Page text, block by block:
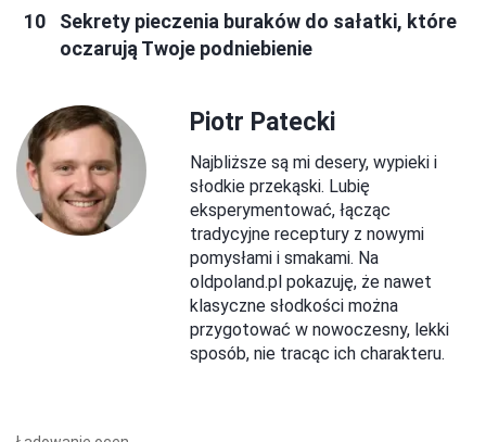
Sekrety pieczenia buraków do sałatki, które
oczarują Twoje podniebienie
Piotr Patecki
Najbliższe są mi desery, wypieki i
słodkie przekąski. Lubię
eksperymentować, łącząc
tradycyjne receptury z nowymi
pomysłami i smakami. Na
oldpoland.pl pokazuję, że nawet
klasyczne słodkości można
przygotować w nowoczesny, lekki
sposób, nie tracąc ich charakteru.